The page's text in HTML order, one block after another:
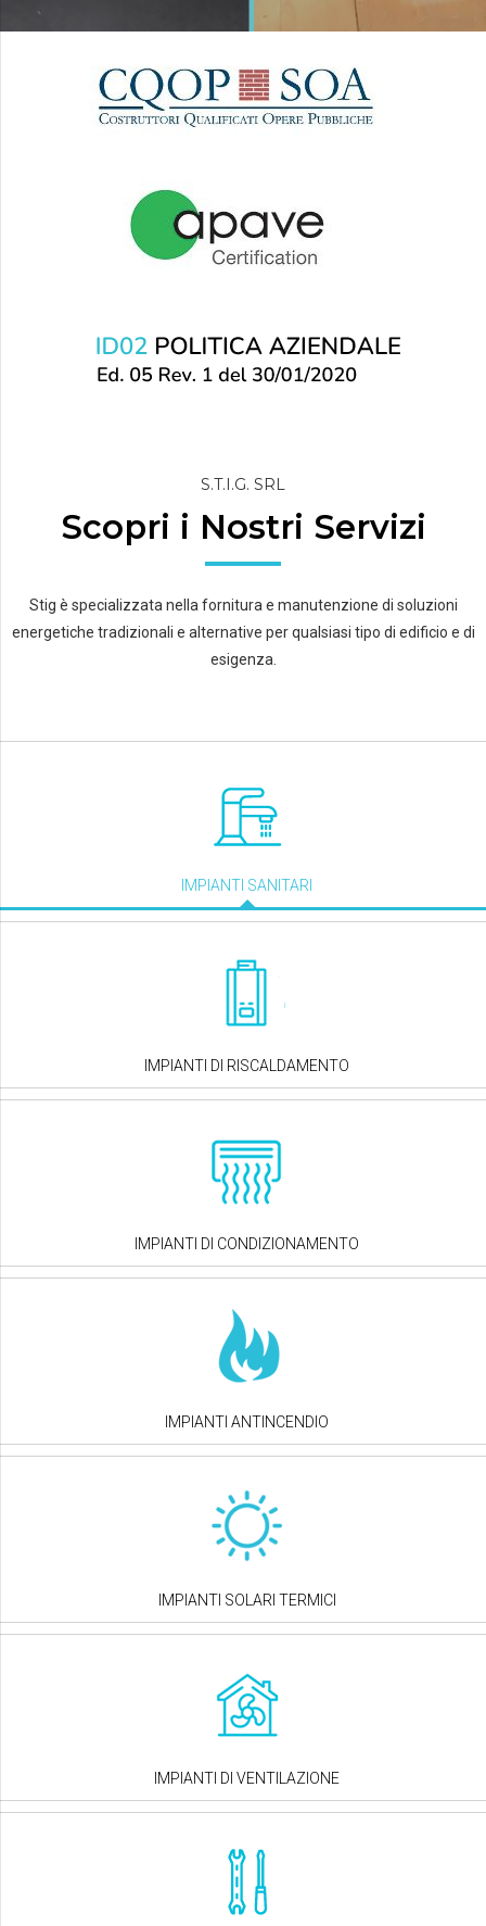
S.T.I.G. SRL
Scopri i Nostri Servizi
Stig è specializzata nella fornitura e manutenzione di soluzioni
energetiche tradizionali e alternative per qualsiasi tipo di edificio e di
esigenza.
IMPIANTI SANITARI
IMPIANTI DI RISCALDAMENTO
IMPIANTI DI CONDIZIONAMENTO
IMPIANTI ANTINCENDIO
IMPIANTI SOLARI TERMICI
IMPIANTI DI VENTILAZIONE